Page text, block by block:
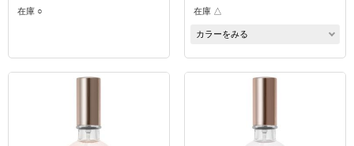
在庫 ○ 在庫 △
カラーをみる